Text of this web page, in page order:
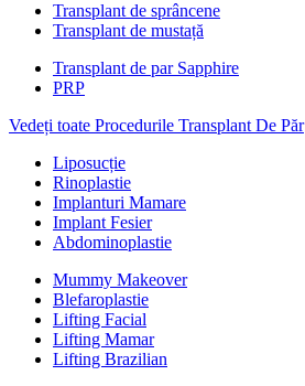
Transplant de sprâncene
Transplant de mustață
Transplant de par Sapphire
PRP
Vedeți toate Procedurile Transplant De Păr
Liposucție
Rinoplastie
Implanturi Mamare
Implant Fesier
Abdominoplastie
Mummy Makeover
Blefaroplastie
Lifting Facial
Lifting Mamar
Lifting Brazilian